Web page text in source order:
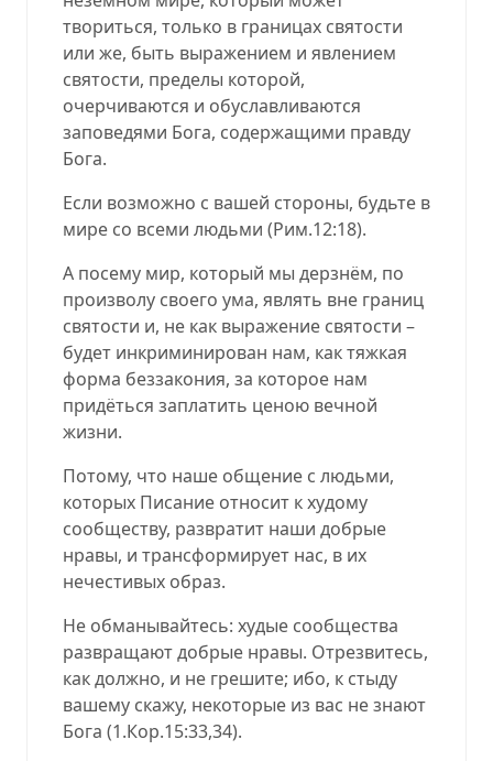
твориться, только в границах святости
или же, быть выражением и явлением
святости, пределы которой,
очерчиваются и обуславливаются
заповедями Бога, содержащими правду
Бога.
Если возможно с вашей стороны, будьте в
мире со всеми людьми (Рим.12:18).
А посему мир, который мы дерзнём, по
произволу своего ума, являть вне границ
святости и, не как выражение святости –
будет инкриминирован нам, как тяжкая
форма беззакония, за которое нам
придёться заплатить ценою вечной
жизни.
Потому, что наше общение с людьми,
которых Писание относит к худому
сообществу, развратит наши добрые
нравы, и трансформирует нас, в их
нечестивых образ.
Не обманывайтесь: худые сообщества
развращают добрые нравы. Отрезвитесь,
как должно, и не грешите; ибо, к стыду
вашему скажу, некоторые из вас не знают
Бога (1.Кор.15:33,34).